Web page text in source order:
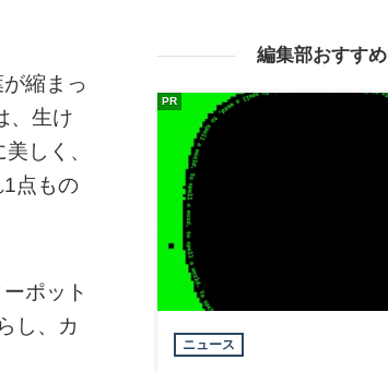
縮まっ
、生け
しく、
点もの
ポット
し、カ
編集部おすすめ
ニュース
PR